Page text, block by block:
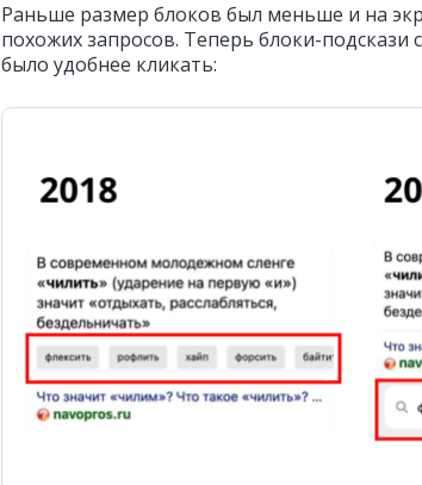
Раньше размер блоков был меньше и на
похожих запросов. Теперь блоки-
было удобнее кликать: